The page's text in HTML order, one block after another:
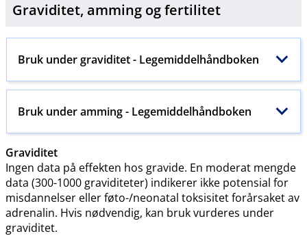
Graviditet, amming ogfertilitet
Bruk under graviditet - Legemiddelhåndboken
Bruk under amming - Legemiddelhåndboken
Graviditet
Ingen data på effekten hos gravide. En moderat mengde
data (300-1000 graviditeter) indikerer ikke potensial for
misdannelser eller føto-​/​neonatal toksisitet forårsaket av
adrenalin. Hvis nødvendig, kan bruk vurderes under
graviditet.